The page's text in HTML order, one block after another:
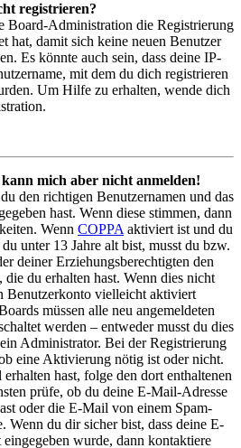
registrieren?
Board-Administration die Registrierung
hat, damit sich keine neuen Benutzer
Es könnte auch sein, dass deine IP-
mit dem du dich registrieren
Um Hilfe zu erhalten, wende dich
mich aber nicht anmelden!
den richtigen Benutzernamen und das
hast. Wenn diese stimmen, dann
Wenn COPPA aktiviert ist und du
du unter 13 Jahre alt bist, musst du bzw.
deiner Erziehungsberechtigten den
du erhalten hast. Wenn dies nicht
Benutzerkonto vielleicht aktiviert
müssen alle neu angemeldeten
werden – entweder musst du dies
Administrator. Bei der Registrierung
eine Aktivierung nötig ist oder nicht.
hast, folge den dort enthaltenen
prüfe, ob du deine E-Mail-Adresse
oder die E-Mail von einem Spam-
Wenn du dir sicher bist, dass deine E-
wurde, dann kontaktiere